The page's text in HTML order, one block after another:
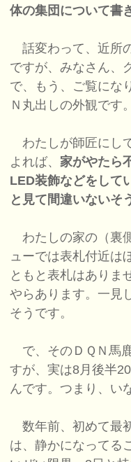
体の集団について書
話変わって、近所
ですが、みなさん、
で、もう、ご覧にな
Ｎ丸出しの外観です。
わたしが師匠にし
よれば、家がやたら
LED装飾などをして
と見て間違いないそ
わたしの家の（裏
ューでは表札付近は
ともと表札はありま
やらあります。一見
そうです。
で、そのＤＱＮ馬
すが、実は8月後半
んです。つまり、い
数年前、初めて最
は、静かになってる